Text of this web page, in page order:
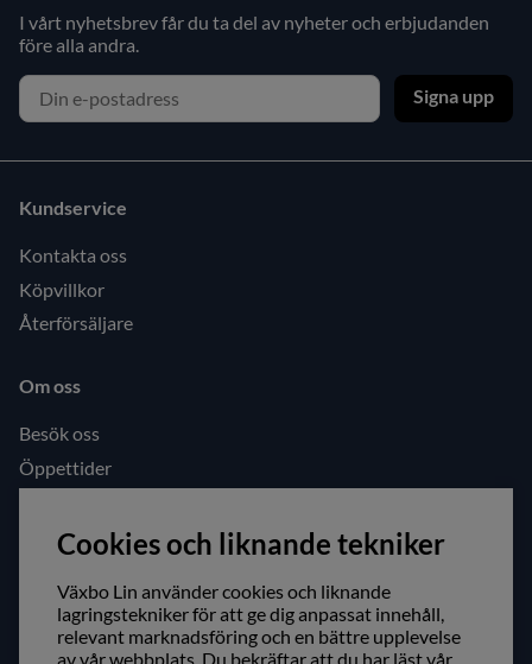
I vårt nyhetsbrev får du ta del av nyheter och erbjudanden
före alla andra.
Signa upp
Kundservice
Kontakta oss
Köpvillkor
Återförsäljare
Om oss
Besök oss
Öppettider
Facebook
Instagram
Säker shopping!
Cookies och liknande tekniker
Växbo Lin använder cookies och liknande
lagringstekniker för att ge dig anpassat innehåll,
relevant marknadsföring och en bättre upplevelse
av vår webbplats. Du bekräftar att du har läst vår